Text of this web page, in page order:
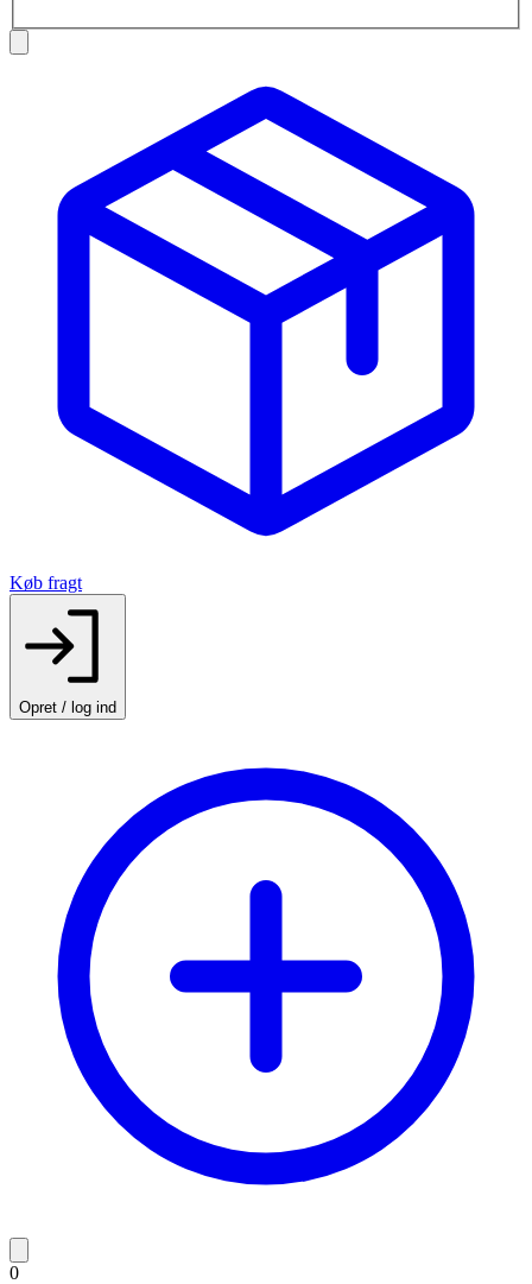
Køb fragt
Opret / log ind
0